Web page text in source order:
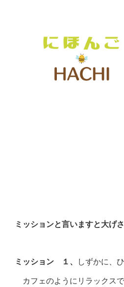
ミッションと言いますと大げ
ミッション １、
しずかに、
カフェのようにリラックス